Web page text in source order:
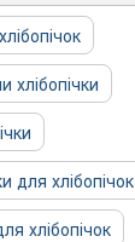
хлібопічки
для хлібопічок
хлібопічок